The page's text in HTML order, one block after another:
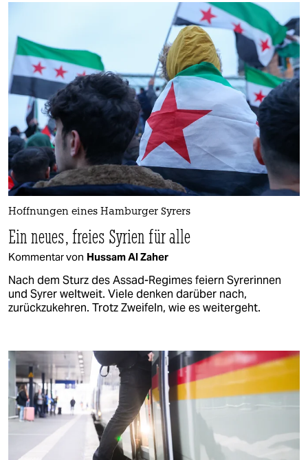
Hoffnungen eines Hamburger Syrers
Ein neues, freies Syrien für alle
Kommentar von Hussam Al Zaher
Nach dem Sturz des Assad-Regimes feiern Syrerinnen
und Syrer weltweit. Viele denken darüber nach,
zurückzukehren. Trotz Zweifeln, wie es weitergeht.